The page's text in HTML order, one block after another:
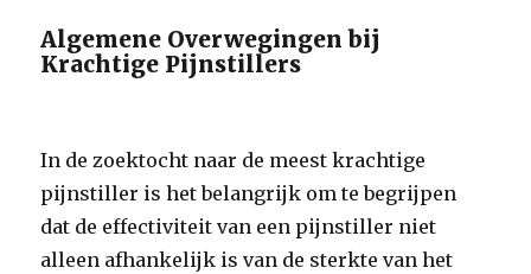
Algemene Overwegingen bij
Krachtige Pijnstillers
In de zoektocht naar de meest krachtige
pijnstiller is het belangrijk om te begrijpen
dat de effectiviteit van een pijnstiller niet
alleen afhankelijk is van de sterkte van het